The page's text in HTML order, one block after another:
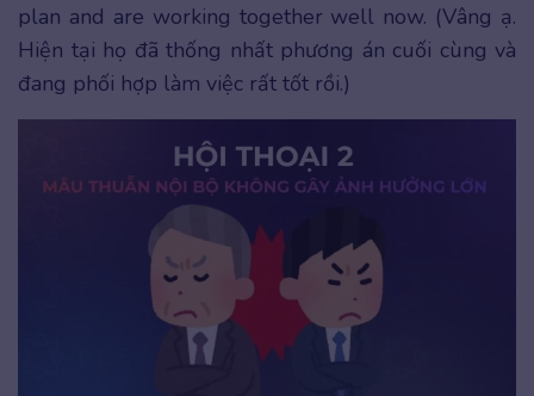
plan and are working together well now. (Vâng ạ.
Hiện tại họ đã thống nhất phương án cuối cùng và
đang phối hợp làm việc rất tốt rồi.)